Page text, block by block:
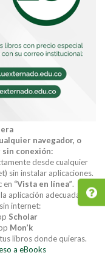
navegador, o
sin conexión:
desde cualquier
sin instalar aplicaciones.
en “Vista en línea”.
aplicación adecuada y
internet:
Scholar
Mon’k
libros donde quieras.
a eBooks